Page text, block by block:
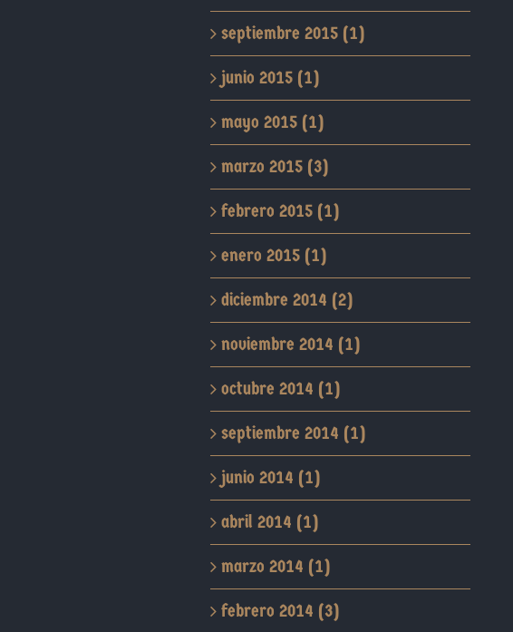
septiembre 2015 (1)
junio 2015 (1)
mayo 2015 (1)
marzo 2015 (3)
febrero 2015 (1)
enero 2015 (1)
diciembre 2014 (2)
noviembre 2014 (1)
octubre 2014 (1)
septiembre 2014 (1)
junio 2014 (1)
abril 2014 (1)
marzo 2014 (1)
febrero 2014 (3)